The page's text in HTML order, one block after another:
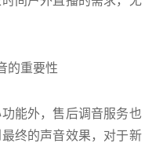
的重要性
能外，售后调音服务也
终的声音效果，对于新